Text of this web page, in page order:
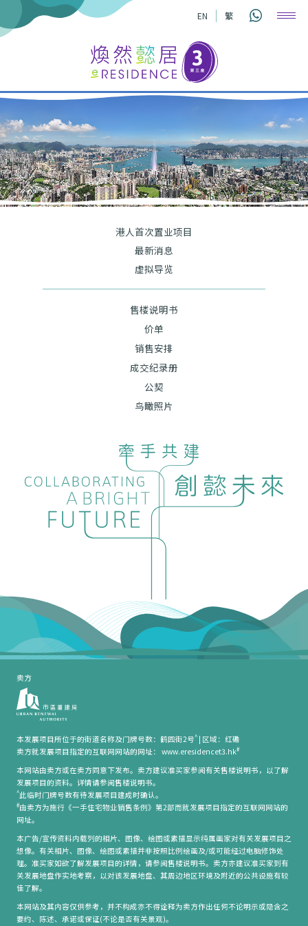
EN 繁
港人首次置业项目
最新消息
虚拟导览
售楼说明书
价单
销售安排
成交纪录册
公契
鸟瞰照片
卖方
本发展项目所位于的街道名称及门牌号数：鹤园街2号^ | 区域：红磡
卖方就发展项目指定的互联网网站的网址： www.eresidencet3.hk#
本网站由卖方或在卖方同意下发布。卖方建议准买家参阅有关售楼说明书，以了解
发展项目的资料。详情请参阅售楼说明书。
^此临时门牌号数有待发展项目建成时确认。
#由卖方为施行《一手住宅物业销售条例》第2部而就发展项目指定的互联网网站的
网址。
本广告/宣传资料内载列的相片、图像、绘图或素描显示纯属画家对有关发展项目之
想像。有关相片、图像、绘图或素描并非按照比例绘画及/或可能经过电脑修饰处
理。准买家如欲了解发展项目的详情，请参阅售楼说明书。卖方亦建议准买家到有
关发展地盘作实地考察，以对该发展地盘、其周边地区环境及附近的公共设施有较
佳了解。
本网站及其内容仅供参考，并不构成亦不得诠释为卖方作出任何不论明示或隐含之
要约、陈述、承诺或保证(不论是否有关景观)。